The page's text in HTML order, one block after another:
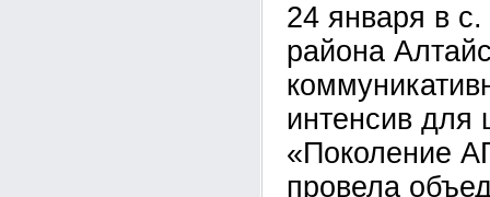
24 января в
района
интенсив для
«Поколение
провела